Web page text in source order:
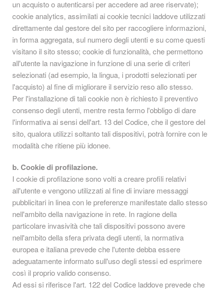
un acquisto o autenticarsi per accedere ad aree riservate);
cookie analytics, assimilati ai cookie tecnici laddove utilizzati
direttamente dal gestore del sito per raccogliere informazioni,
in forma aggregata, sul numero degli utenti e su come questi
visitano il sito stesso; cookie di funzionalità, che permettono
all'utente la navigazione in funzione di una serie di criteri
selezionati (ad esempio, la lingua, i prodotti selezionati per
l'acquisto) al fine di migliorare il servizio reso allo stesso.
Per l'installazione di tali cookie non è richiesto il preventivo
consenso degli utenti, mentre resta fermo l'obbligo di dare
l'informativa ai sensi dell'art. 13 del Codice, che il gestore del
sito, qualora utilizzi soltanto tali dispositivi, potrà fornire con le
modalità che ritiene più idonee.
b. Cookie di profilazione.
I cookie di profilazione sono volti a creare profili relativi
all'utente e vengono utilizzati al fine di inviare messaggi
pubblicitari in linea con le preferenze manifestate dallo stesso
nell'ambito della navigazione in rete. In ragione della
particolare invasività che tali dispositivi possono avere
nell'ambito della sfera privata degli utenti, la normativa
europea e italiana prevede che l'utente debba essere
adeguatamente informato sull'uso degli stessi ed esprimere
così il proprio valido consenso.
Ad essi si riferisce l'art. 122 del Codice laddove prevede che